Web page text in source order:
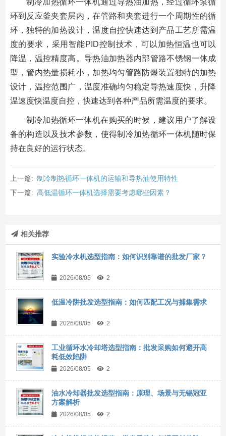
环到反应釜夹套层内，在管路和夹套进行一个周期性的循
环，独特的加热设计，温度自控快速达到产品工艺所需温
度的要求，采用智能PID控制技术，可以加热恒温也可以
降温，温控精度高。导热油加热器内部管路不锈钢一体成
型，管内热量损耗小，加热均匀管路防爆装置独特的加热
设计，温控范围广，温度准确均匀稳定导热速度快，升降
温速度快温度自控，快速达到各种产品所需温度的要求。
制冷加热循环一体机在购买的时候，建议用户了解设
备的构造以及技术参数，使得制冷加热循环一体机随时保
持在良好的运行状态。
上一篇: 制冷制热循环一体机的运输和导热油使用特性
下一篇: 高低温循环一体机选择需要考虑哪些因素？
相关推荐
实验冷水机选型指南：如何识别靠谱的批发厂家？
2026/08/05 2
低温冷阱批发选型指南：如何匹配工况与捕集需求
2026/08/05 2
工业循环水冷却塔选型指南：批发采购如何避开高
耗低效陷阱
2026/08/05 2
油水冷却器批发选型指南：原理、场景与无锡冠亚
方案解析
2026/08/05 2